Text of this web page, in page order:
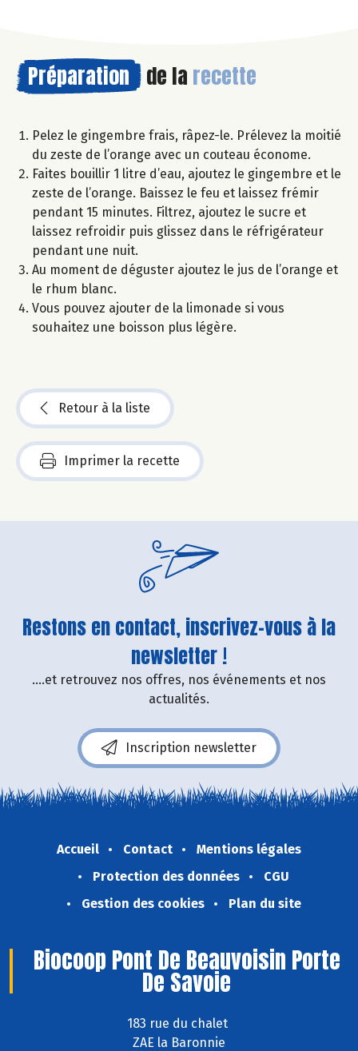
Préparation de la recette
Pelez le gingembre frais, râpez-le. Prélevez la moitié
du zeste de l’orange avec un couteau économe.
Faites bouillir 1 litre d’eau, ajoutez le gingembre et le
zeste de l’orange. Baissez le feu et laissez frémir
pendant 15 minutes. Filtrez, ajoutez le sucre et
laissez refroidir puis glissez dans le réfrigérateur
pendant une nuit.
Au moment de déguster ajoutez le jus de l’orange et
le rhum blanc.
Vous pouvez ajouter de la limonade si vous
souhaitez une boisson plus légère.
Retour à la liste
Imprimer la recette
Restons en contact, inscrivez-vous à la
newsletter !
....et retrouvez nos offres, nos événements et nos
actualités.
Inscription newsletter
Accueil Contact
Mentions légales
Protection des données
CGU
Gestion des cookies
Plan du site
Biocoop Pont De Beauvoisin Porte
De Savoie
183 rue du chalet
ZAE la Baronnie